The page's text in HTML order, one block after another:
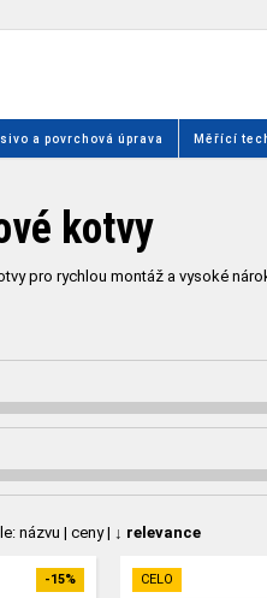
a povrchová úprava Měřící
kotvy
pro rychlou montáž a vysoké
názvu | ceny| ↓ relevance
-15%
CELO